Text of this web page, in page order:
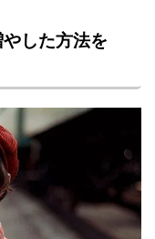
した方法を